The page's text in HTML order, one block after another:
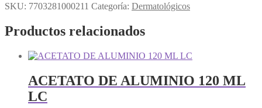
SKU: 7703281000211 Categoría: Dermatológicos
Productos relacionados
ACETATO DE ALUMINIO 120 ML
LC